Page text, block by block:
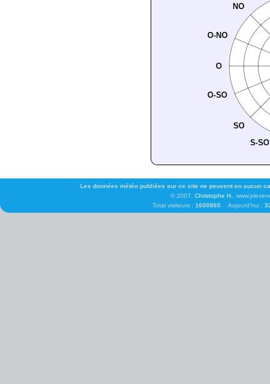
Les données météo publiées sur ce site ne peuvent en aucun
© 2007,Christophe H.,
Total visiteurs : 1600865 Aujourd'hui :